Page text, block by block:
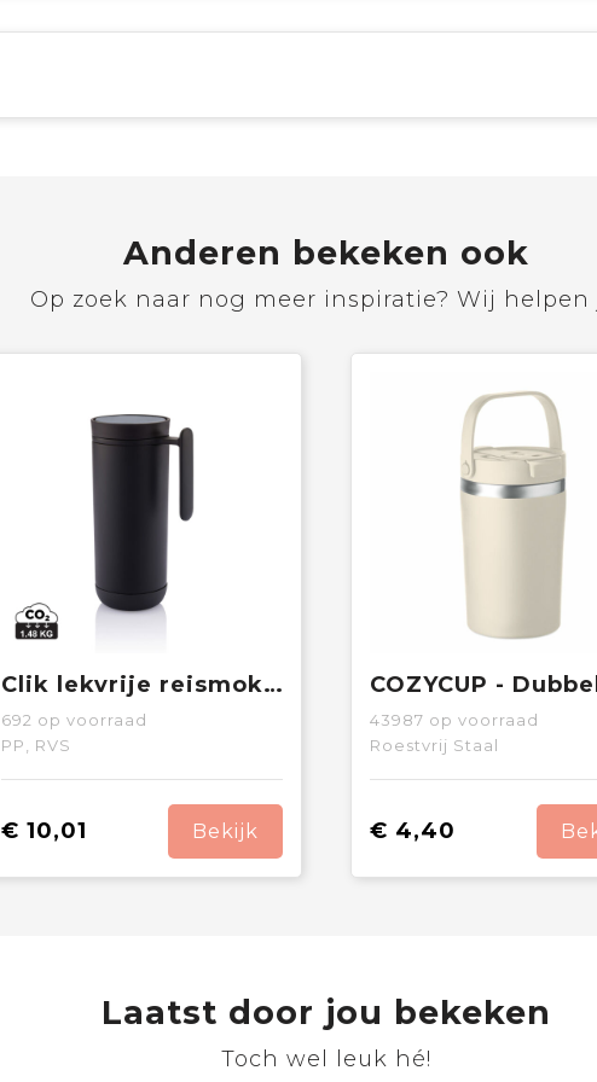
Anderen bekeken ook
Op zoek naar nog meer inspiratie? Wij helpen
Clik lekvrije reismok met handvat
692 op voorraad
PP, RVS
€ 10,01 Bekijk
43987 op voorraad
Roestvrij Staal
€ 4,40
Laatst door jou bekeken
Toch wel leuk hé!